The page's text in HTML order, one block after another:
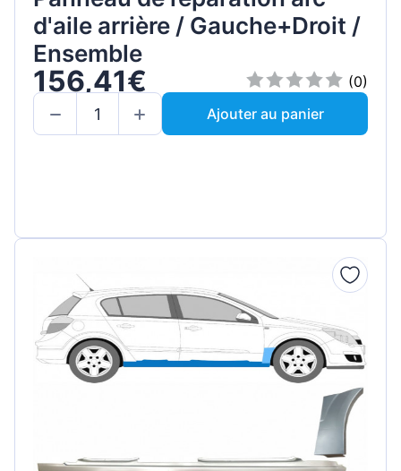
d'aile arrière / Gauche+Droit /
Ensemble
156,41€
(0)
Ajouter au panier